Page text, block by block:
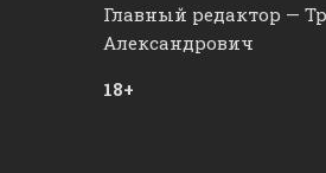
Главный редактор —
Александрович
18+